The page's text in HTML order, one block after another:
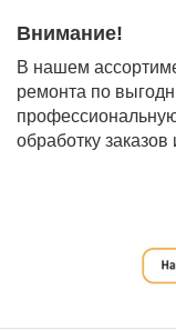
Внимание!
В нашем
ремонта по
обработку